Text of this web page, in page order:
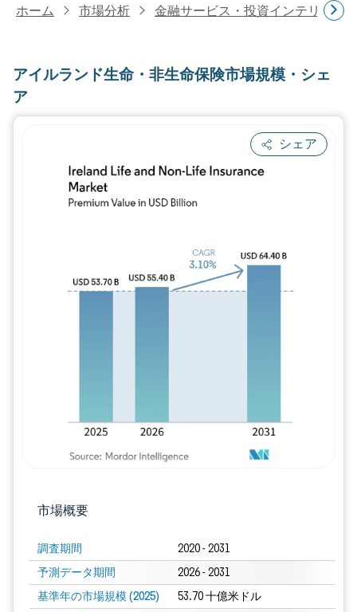
ホーム 市場分析 金融サービス・投資インテリジェ
アイルランド生命・非生命保険市場規模・シェ
ア
シェア
市場概要
調査期間 2020 - 2031
予測データ期間 2026 - 2031
基準年の市場規模 (2025) 53.70 十億米ドル